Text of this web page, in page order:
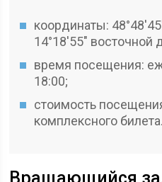
координаты:
14°18′55″ восточной
время посещения:
18:00;
стоимость
комплексного билета.